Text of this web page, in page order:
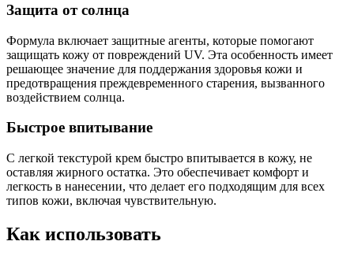
Защита от солнца
Формула включает защитные агенты, которые помогают
защищать кожу от повреждений UV. Эта особенность имеет
решающее значение для поддержания здоровья кожи и
предотвращения преждевременного старения, вызванного
воздействием солнца.
Быстрое впитывание
С легкой текстурой крем быстро впитывается в кожу, не
оставляя жирного остатка. Это обеспечивает комфорт и
легкость в нанесении, что делает его подходящим для всех
типов кожи, включая чувствительную.
Как использовать